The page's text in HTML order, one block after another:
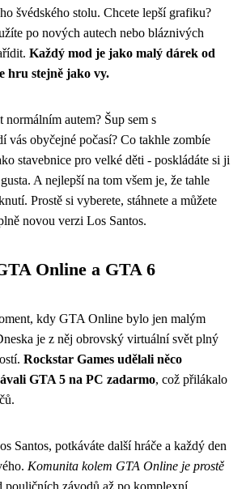
švédského stolu. Chcete lepší grafiku?
po nových autech nebo bláznivých
Každý mod je jako malý dárek od
hru stejně jako vy.
autem? Šup sem s
vás obyčejné počasí? Co takhle zombíe
stavebnice pro velké děti - poskládáte si ji
A nejlepší na tom všem je, že tahle
Prostě si vyberete, stáhnete a můžete
novou verzi Los Santos.
Online a GTA 6
kdy GTA Online bylo jen malým
je z něj obrovský virtuální svět plný
Rockstar Games udělali něco
GTA 5 na PC zadarmo, což přilákalo
Santos, potkáváte další hráče a každý den
Komunita kolem GTA Online je prostě
pouličních závodů až po komplexní